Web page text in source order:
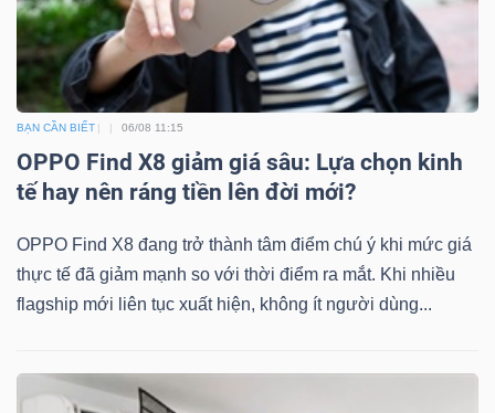
BẠN CẦN BIẾT 06/08 11:15
OPPO Find X8 giảm giá sâu: Lựa chọn kinh
tế hay nên ráng tiền lên đời mới?
OPPO Find X8 đang trở thành tâm điểm chú ý khi mức giá
thực tế đã giảm mạnh so với thời điểm ra mắt. Khi nhiều
flagship mới liên tục xuất hiện, không ít người dùng...